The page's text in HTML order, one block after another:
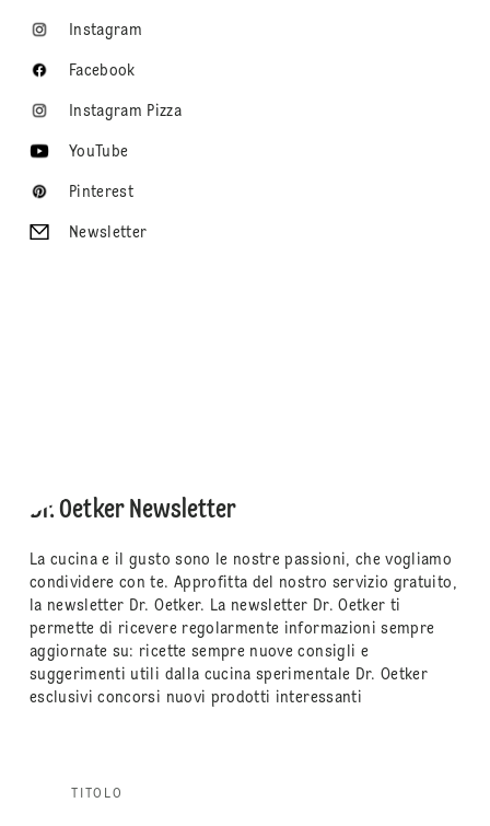
Instagram
Facebook
Instagram Pizza
YouTube
Pinterest
Newsletter
Dr. Oetker Newsletter
La cucina e il gusto sono le nostre passioni, che vogliamo
condividere con te. Approfitta del nostro servizio gratuito,
la newsletter Dr. Oetker. La newsletter Dr. Oetker ti
permette di ricevere regolarmente informazioni sempre
aggiornate su: ricette sempre nuove consigli e
suggerimenti utili dalla cucina sperimentale Dr. Oetker
esclusivi concorsi nuovi prodotti interessanti
TITOLO